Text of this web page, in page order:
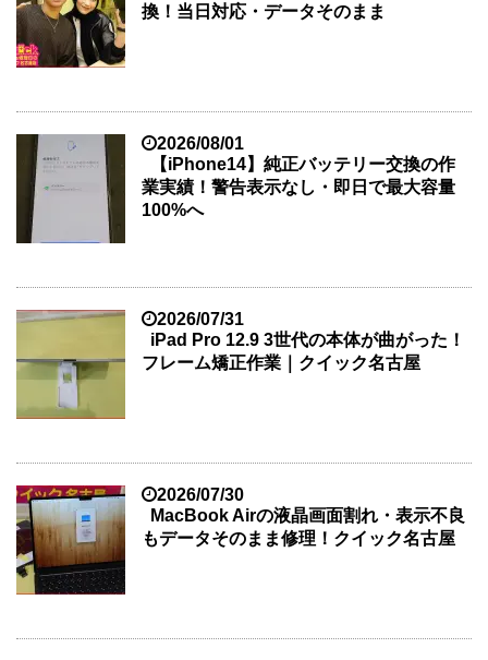
換！当日対応・データそのまま
2026/08/01
【iPhone14】純正バッテリー交換の作
業実績！警告表示なし・即日で最大容量
100%へ
2026/07/31
iPad Pro 12.9 3世代の本体が曲がった！
フレーム矯正作業｜クイック名古屋
2026/07/30
MacBook Airの液晶画面割れ・表示不良
もデータそのまま修理！クイック名古屋